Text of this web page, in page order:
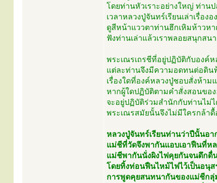
โดยท่านหัวเราะอย่างใหญ่ ท่าน
เวลาหลวงปู่จันทร์เรียนเล่าเรื่อง
ดูสีหน้าแววตาท่านฮึกเหิมห้าวห
ฟังท่านเล่าแล้วเราพลอยสนุกส
พระเณรเถรชีที่อยู่ปฏิบัติกับองค์
แต่ละท่านจึงมีความอดทนต่อดิน
เรื่องใดที่องค์หลวงปู่ชอบสั่งห้าม
หากผู้ใดปฏิบัติตามคำสั่งสอนขอ
จะอยู่ปฏิบัติร่วมสำนักกับท่านไม่ไ
พระเณรสมัยนั้นจึงไม่มีใครกล้า
หลวงปู่จันทร์เรียนท่านว่าปีนั้นอ
แม่ชีที่วัดจึงพากันแอบเอาฟืนที่ห
แม่ชีพากันนั่งผิงไฟคุยกันจนดึก
โดยทิ้งท่อนฟืนไหม้ไฟไว้เป็นอนุ
การพูดคุยสนทนากันของแม่ชีก